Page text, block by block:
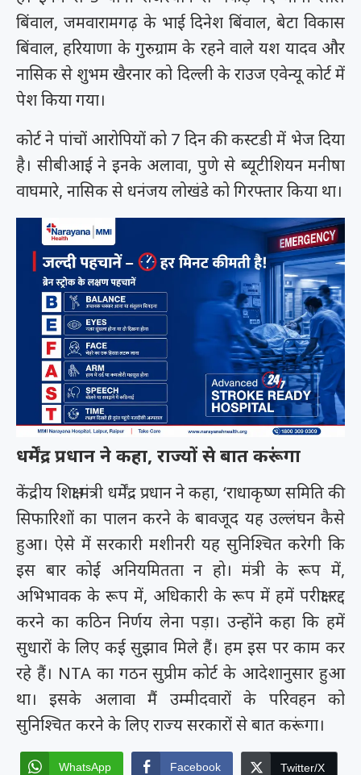
बिंवाल, जमवारामगढ़ के भाई दिनेश बिंवाल, बेटा विकास
बिंवाल, हरियाणा के गुरुग्राम के रहने वाले यश यादव और
नासिक से शुभम खैरनार को दिल्ली के राउज एवेन्यू कोर्ट में
पेश किया गया।
कोर्ट ने पांचों आरोपियों को 7 दिन की कस्टडी में भेज दिया
है। सीबीआई ने इनके अलावा, पुणे से ब्यूटीशियन मनीषा
वाघमारे, नासिक से धनंजय लोखंडे को गिरफ्तार किया था।
धर्मेंद्र प्रधान ने कहा, राज्यों से बात करूंगा
केंद्रीय शिक्षा मंत्री धर्मेंद्र प्रधान ने कहा, ‘राधाकृष्ण समिति की
सिफारिशों का पालन करने के बावजूद यह उल्लंघन कैसे
हुआ। ऐसे में सरकारी मशीनरी यह सुनिश्चित करेगी कि
इस बार कोई अनियमितता न हो। मंत्री के रूप में,
अभिभावक के रूप में, अधिकारी के रूप में हमें परीक्षा रद्द
करने का कठिन निर्णय लेना पड़ा। उन्होंने कहा कि हमें
सुधारों के लिए कई सुझाव मिले हैं। हम इस पर काम कर
रहे हैं। NTA का गठन सुप्रीम कोर्ट के आदेशानुसार हुआ
था। इसके अलावा मैं उम्मीदवारों के परिवहन को
सुनिश्चित करने के लिए राज्य सरकारों से बात करूंगा।
WhatsApp Facebook Twitter/X